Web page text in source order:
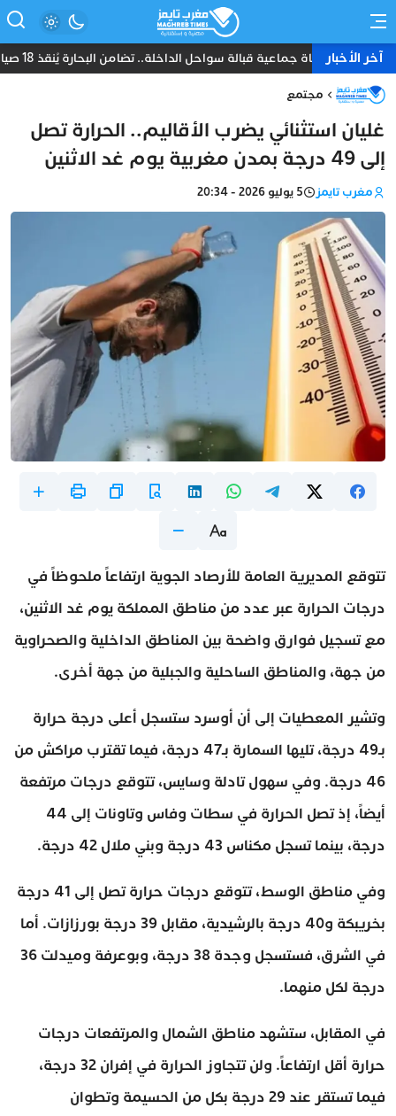
آخر الأخبارنجاة جماعية قبالة سواحل الداخلة.. تضامن البحارة يُنقذ 18 صياداً من غرق مركب “أمانة”
مجتمع
غليان استثنائي يضرب الأقاليم.. الحرارة تصل
إلى 49 درجة بمدن مغربية يوم غد الاثنين
مغرب تايمز 5 يوليو 2026 - 20:34
تتوقع المديرية العامة للأرصاد الجوية ارتفاعاً ملحوظاً في
درجات الحرارة عبر عدد من مناطق المملكة يوم غد الاثنين،
مع تسجيل فوارق واضحة بين المناطق الداخلية والصحراوية
من جهة، والمناطق الساحلية والجبلية من جهة أخرى.
وتشير المعطيات إلى أن أوسرد ستسجل أعلى درجة حرارة
بـ49 درجة، تليها السمارة بـ47 درجة، فيما تقترب مراكش من
46 درجة. وفي سهول تادلة وسايس، تتوقع درجات مرتفعة
أيضاً، إذ تصل الحرارة في سطات وفاس وتاونات إلى 44
درجة، بينما تسجل مكناس 43 درجة وبني ملال 42 درجة.
وفي مناطق الوسط، تتوقع درجات حرارة تصل إلى 41 درجة
بخريبكة و40 درجة بالرشيدية، مقابل 39 درجة بورزازات. أما
في الشرق، فستسجل وجدة 38 درجة، وبوعرفة وميدلت 36
درجة لكل منهما.
في المقابل، ستشهد مناطق الشمال والمرتفعات درجات
حرارة أقل ارتفاعاً. ولن تتجاوز الحرارة في إفران 32 درجة،
فيما تستقر عند 29 درجة بكل من الحسيمة وتطوان